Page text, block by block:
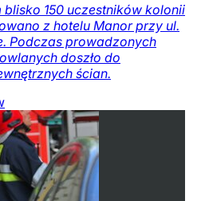
150 uczestników kolonii
z hotelu Manor przy ul.
Podczas prowadzonych
doszło do
ścian.